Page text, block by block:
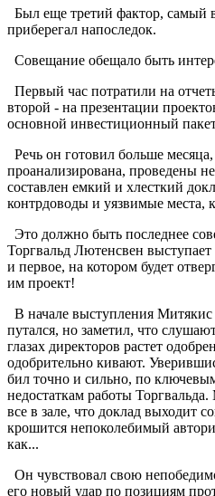
Был еще третий фактор,
приберегал напоследок.
Совещание обещало быть
Первый час потратили на
второй - на презентации
основной инвестиционный
Речь он готовил больше
проанализирована, проведены
составлен емкий и хлесткий
контрдоводы и уязвимые места,
Это должно быть последнее
Торгвальд Лютенсвен
и первое, на котором будет
им проект!
В начале выступления Митякис
путался, но заметил, что
глазах директоров растет
одобрительно кивают.
бил точно и сильно, по
недостаткам работы
все в зале, что доклад выходит
крошится непоколебимый
как...
Он чувствовал свою
его новый удар по позициям